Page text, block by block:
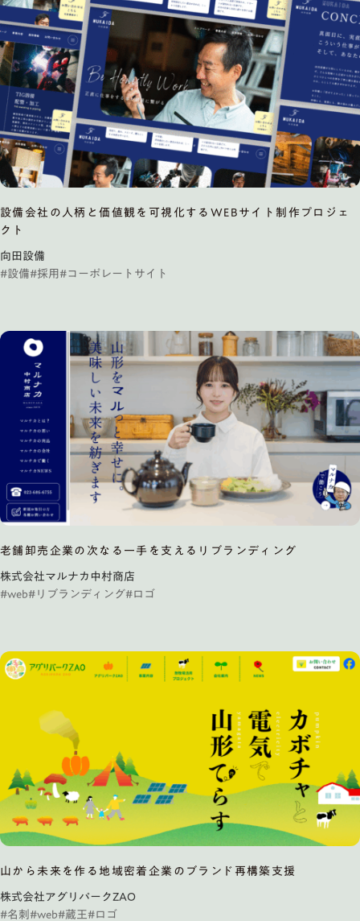
設備会社の人柄と価値観を可視化するWEBサイト制作プロジェ
クト
向田設備
#設備#採用 #コーポレートサイト
老舗卸売企業の次なる一手を支えるリブランディング
株式会社マルナカ中村商店
#web#リブランディング#ロゴ
山から未来を作る地域密着企業のブランド再構築支援
株式会社アグリパークZAO
#名刺 #web#蔵王 #ロゴ